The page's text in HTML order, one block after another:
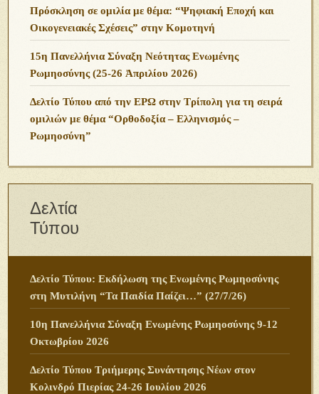
Πρόσκληση σε ομιλία με θέμα: “Ψηφιακή Εποχή και
Οικογενειακές Σχέσεις” στην Κομοτηνή
15η Πανελλήνια Σύναξη Νεότητας Ενωμένης
Ρωμηοσύνης (25-26 Ἀπριλίου 2026)
Δελτίο Τύπου από την ΕΡΩ στην Τρίπολη για τη σειρά
ομιλιών με θέμα “Ορθοδοξία – Ελληνισμός –
Ρωμηοσύνη”
Δελτία
Τύπου
Δελτίο Τύπου: Εκδήλωση της Ενωμένης Ρωμηοσύνης
στη Μυτιλήνη “Τα Παιδία Παίζει…” (27/7/26)
10η Πανελλήνια Σύναξη Ενωμένης Ρωμηοσύνης 9-12
Οκτωβρίου 2026
Δελτίο Τύπου Τριήμερης Συνάντησης Νέων στον
Κολινδρό Πιερίας 24-26 Ιουλίου 2026